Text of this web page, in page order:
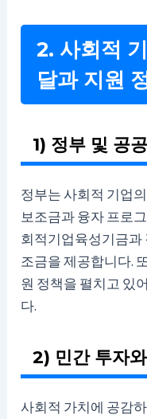
2. 사회적
달과 지원
1) 정부 및 공
정부는 사회적 기업
보조금과 융자 프로
회적기업육성기금과
조금을 제공합니다.
원 정책을 펼치고 있
다.
2) 민간 투자
사회적 가치에 공감